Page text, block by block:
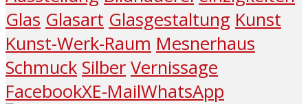
Glas Glasart Glasgestaltung Kunst
Kunst-Werk-Raum Mesnerhaus
Schmuck Silber Vernissage
FacebookXE-MailWhatsApp